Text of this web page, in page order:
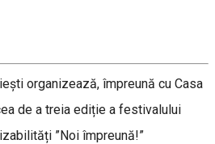
organizează, împreună cu Casa
de a treia ediție a festivalului
”Noi împreună!”